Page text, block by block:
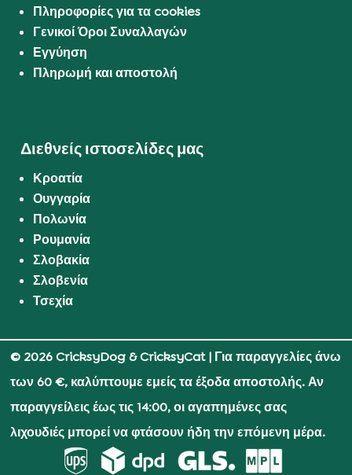
Πληροφορίες για τα cookies
Γενικοί Όροι Συναλλαγών
Εγγύηση
Πληρωμή και αποστολή
Διεθνείς ιστοσελίδες μας
Κροατία
Ουγγαρία
Πολωνία
Ρουμανία
Σλοβακία
Σλοβενία
Τσεχία
© 2026 CricksyDog & CricksyCat| Για παραγγελίες άνω
των 60 €, καλύπτουμε εμείς τα έξοδα αποστολής. Αν
παραγγείλεις έως τις 14:00, οι αγαπημένες σας
λιχουδιές μπορεί να φτάσουν ήδη την επόμενη μέρα.